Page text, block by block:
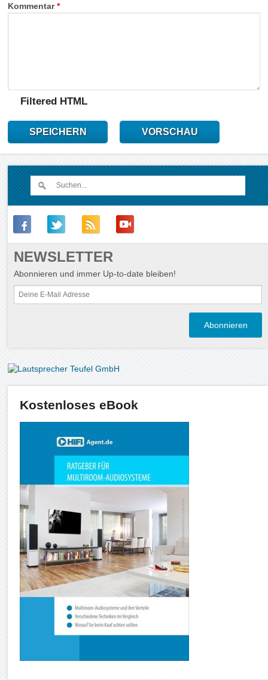
Kommentar*
Filtered HTML
SPEICHERN VORSCHAU
NEWSLETTER
Abonnieren und immer Up-to-date bleiben!
Kostenloses eBook